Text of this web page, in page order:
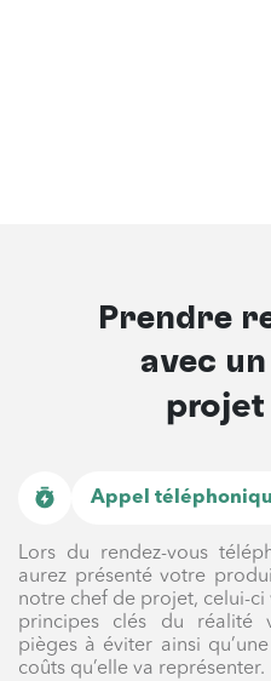
Prendre
avec un
Appel
Lors du rendez-vous
aurez présenté votre
notre chef de projet, celui-
principes clés du réalité
pièges à éviter ainsi
coûts qu’elle va représenter.